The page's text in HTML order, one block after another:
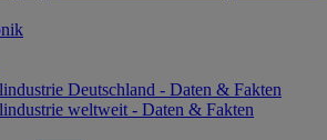
Deutschland - Daten & Fakten
weltweit - Daten & Fakten